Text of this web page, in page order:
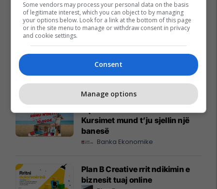
Promo Reklamo këtu
Kursimet mund t’ju sjellin një
banesë
Banka Ekonomike
Plan B Creative rrit ndikimin e
biznesit tuaj online
Some vendors may process your personal data on the basis
of legitimate interest, which you can object to by managing
your options below. Look for a link at the bottom of this page
or in the site menu to manage or withdraw consent in privacy
and cookie settings.
Consent
Manage options